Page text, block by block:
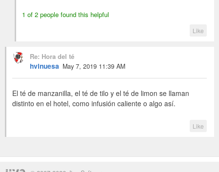
1 of 2 people found this helpful
Like
Re: Hora del té
hvinuesa May 7, 2019 11:39 AM
El té de manzanilla, el té de tilo y el té de limon se llaman
distinto en el hotel, como infusión caliente o algo así.
Like